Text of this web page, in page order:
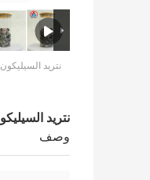
نتريد
نتريد
وصف